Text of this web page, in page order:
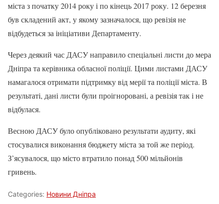
міста з початку 2014 року і по кінець 2017 року. 12 березня
був складений акт, у якому зазначалося, що ревізія не
відбудеться за ініціативи Департаменту.
Через деякий час ДАСУ направило спеціальні листи до мера
Дніпра та керівника обласної поліції. Цими листами ДАСУ
намагалося отримати підтримку від мерії та поліції міста. В
результаті, дані листи були проігноровані, а ревізія так і не
відбулася.
Весною ДАСУ було опубліковано результати аудиту, які
стосувалися виконання бюджету міста за той же період.
З’ясувалося, що місто втратило понад 500 мільйонів
гривень.
Categories: Новини Дніпра